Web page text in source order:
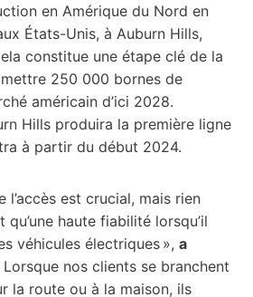
en Amérique du Nord en
États-Unis, à Auburn Hills,
constitue une étape clé de la
250 000 bornes de
américain d’ici 2028.
Hills produira la première ligne
à partir du début 2024.
l’accès est crucial, mais rien
qu’une haute fiabilité lorsqu’il
véhicules électriques », a
Lorsque nos clients se branchent
la route ou à la maison, ils